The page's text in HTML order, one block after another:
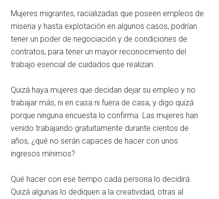
Mujeres migrantes, racializadas que poseen empleos de
miseria y hasta explotación en algunos casos, podrían
tener un poder de negociación y de condiciones de
contratos, para tener un mayor reconocimiento del
trabajo esencial de cuidados que realizan.
Quizá haya mujeres que decidan dejar su empleo y no
trabajar más, ni en casa ni fuera de casa, y digo quizá
porque ninguna encuesta lo confirma. Las mujeres han
venido trabajando gratuitamente durante cientos de
años, ¿qué no serán capaces de hacer con unos
ingresos mínimos?
Qué hacer con ese tiempo cada persona lo decidirá.
Quizá algunas lo dediquen a la creatividad, otras al